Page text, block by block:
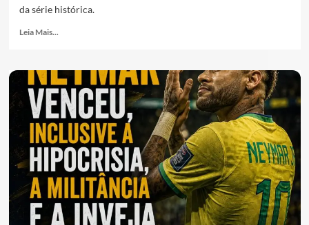
da série histórica.
Leia Mais...